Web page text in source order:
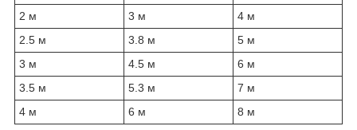
2 м
3 м
4 м
2.5 м
3.8 м
5 м
3 м
4.5 м
6 м
3.5 м
5.3 м
7 м
4 м
6 м 8 м